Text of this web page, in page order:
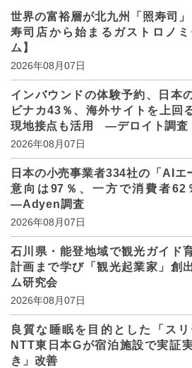
世界の富裕層が北九州「照寿司
寿司店から始まるガストロノ
ム】
2026年08月07日
インバウンドの体験予約、日本
ビナカ43％、海外サイトを上回
現地接点も活用 ―デロイト調査
2026年08月07日
日本の小売事業者334社の「AIエ
意向は97％、一方で消費者
―Adyen調査
2026年08月07日
石川県・能登地域で観光ガイド
計画まで学び「観光起業家」
ム研究会
2026年08月07日
良質な睡眠を目的とした「ス
NTT東日本Gが宿泊施設で実証
き」改善